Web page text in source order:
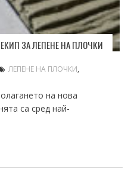
ЗА ЛЕПЕНЕ НА ПЛОЧКИ
ЛЕПЕНЕ НА ПЛОЧКИ,
на нова
са сред най-